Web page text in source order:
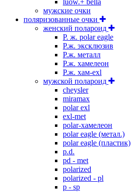
мужские очки
поляризованные очки
женский полароид
P. ж. polar eagle
P.ж. эксклюзив
Р.ж. металл
P.ж. хамелеон
Р.ж. хам-exl
мужской полароид
cheysler
miramax
polar exl
exl-met
polar-хамелеон
polar eagle (метал.)
polar eagle (пластик)
p.d.
pd - met
polarized
polarized - pl
p - sp